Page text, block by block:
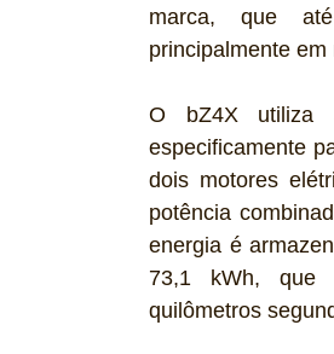
marca, que
principalmente
O bZ4X utiliza
especificamente
dois motores
potência
energia é
73,1 kWh, que
quilômetros